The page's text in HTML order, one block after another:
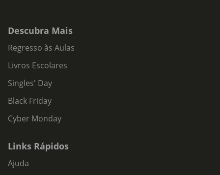
Descubra Mais
Regresso às Aulas
Livros Escolares
Singles' Day
Black Friday
Cyber Monday
Links Rápidos
Ajuda